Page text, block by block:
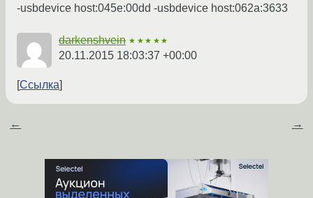
-usbdevice host:045e:00dd -usbdevice host:062a:3633
darkenshvein ★★★★★
20.11.2015 18:03:37 +00:00
Ссылка
← →